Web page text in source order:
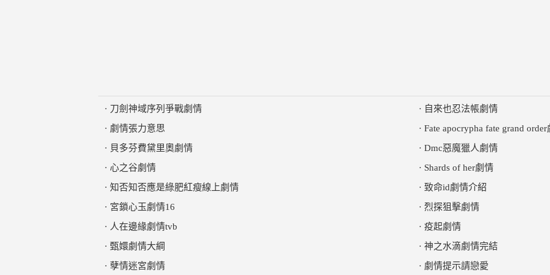
· 刀劍神域序列爭戰劇情
· 劇情張力意思
· 貝多芬費黛里奧劇情
· 心之谷劇情
· 知否知否應是綠肥紅瘦線上劇情
· 宮鎖心玉劇情16
· 人在邊緣劇情tvb
· 甄嬛劇情大綱
· 孽情迷宮劇情
· 自來也忍法帳劇情
· Fate apocrypha fate grand order
· Dmc惡魔獵人劇情
· Shards of her劇情
· 致命id劇情介紹
· 烈探狙擊劇情
· 疫起劇情
· 神之水滴劇情完結
· 劇情提示請戀愛